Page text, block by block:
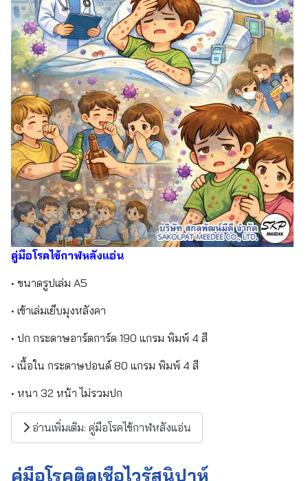
คู่มือโรคไข้กาฬหลังแอ่น
• ขนาดรูปเล่ม A5
• เข้าเล่มเย็บมุงหลังคา
• ปก กระดาษอาร์ตการ์ด 190 แกรม พิมพ์ 4 สี
• เนื้อใน กระดาษปอนด์ 80 แกรม พิมพ์ 4 สี
• หนา 32 หน้า ไม่รวมปก
อ่านเพิ่มเติม: คู่มือโรคไข้กาฬหลังแอ่น
คู่มือโรคติดเชื้อไวรัสนิปาห์